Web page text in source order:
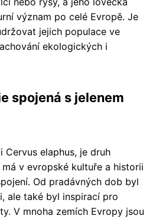
význam po celé Evropě. Je
jejich populace ve
ekologických i
spojená s jelenem
Cervus elaphus, je druh
v evropské kultuře a historii
Od pradávných dob byl
ale také byl inspirací pro
V mnoha zemích Evropy jsou